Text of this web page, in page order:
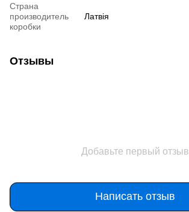
Страна
производитель
коробки
Латвія
Отзывы
Добавьте первый отзыв
Написать отзыв